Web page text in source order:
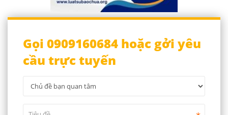
Gọi 0909160684 hoặc gởi yêu
cầu trực tuyến